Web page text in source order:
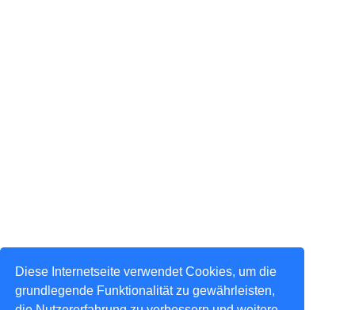
Diese Internetseite verwendet Cookies, um die
grundlegende Funktionalität zu gewährleisten,